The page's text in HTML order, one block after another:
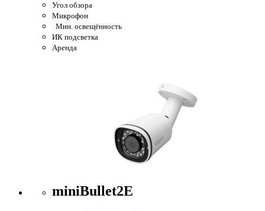
Угол обзора
Микрофон
Мин. освещённость
ИК подсветка
Аренда
miniBullet2E